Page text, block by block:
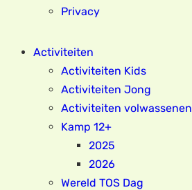
Privacy
Activiteiten
Activiteiten Kids
Activiteiten Jong
Activiteiten volwassenen
Kamp 12+
2025
2026
Wereld TOS Dag